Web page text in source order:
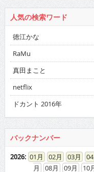
人気の検索ワード
徳江かな
RaMu
真田まこと
netflix
ドカント 2016年
バックナンバー
2026: 01 02 03 04
08
09 10